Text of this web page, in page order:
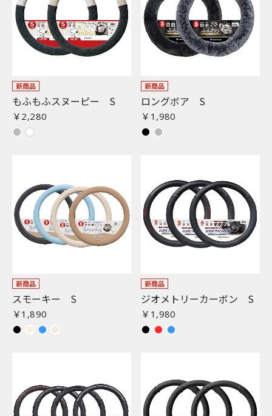
新商品
もふもふスヌーピー S
￥2,280
新商品
ロングボア S
￥1,980
新商品
スモーキー S
￥1,890
新商品
ジオメトリーカーボン S
￥1,980